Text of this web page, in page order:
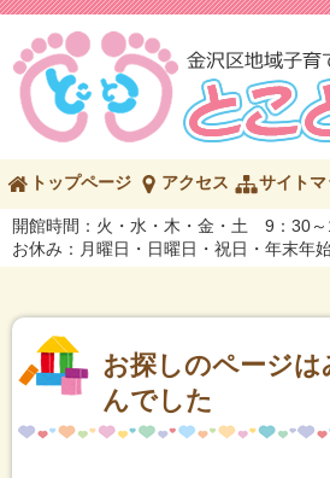
メ
メ
の
ペ
ー
ジ
容
トップページ アクセス サイトマ
開館時間：火・水・木・金・土 9：30
お休み：月曜日・日曜日・祝日・年末年
お探しのページ
んでした